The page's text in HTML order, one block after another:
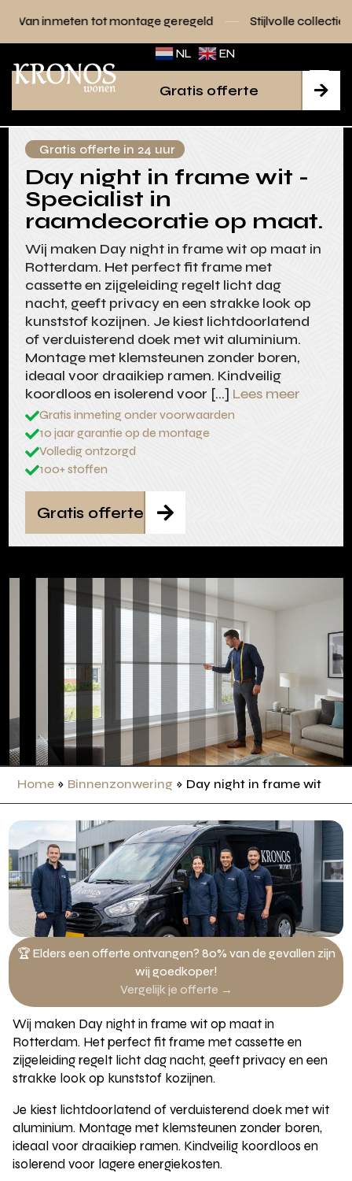
montage geregeld Stijlvolle collecties voor elk
NL EN

Gratis offerte
Gratis offerte in 24 uur
Day night in frame wit -
Specialist in
raamdecoratie op maat.
Wij maken Day night in frame wit op maat in
Rotterdam. Het perfect fit frame met
cassette en zijgeleiding regelt licht dag
nacht, geeft privacy en een strakke look op
kunststof kozijnen. Je kiest lichtdoorlatend
of verduisterend doek met wit aluminium.
Montage met klemsteunen zonder boren,
ideaal voor draaikiep ramen. Kindveilig
koordloos en isolerend voor […] Lees meer
Gratis inmeting onder voorwaarden
10 jaar garantie op de montage
Volledig ontzorgd
100+ stoffen

Gratis offerte
Home » Binnenzonwering » Day night in frame wit
🏆 Elders een offerte ontvangen? 80% van de gevallen zijn
wij goedkoper!
Vergelijk je offerte →
Wij maken Day night in frame wit op maat in
Rotterdam. Het perfect fit frame met cassette en
zijgeleiding regelt licht dag nacht, geeft privacy en een
strakke look op kunststof kozijnen.
Je kiest lichtdoorlatend of verduisterend doek met wit
aluminium. Montage met klemsteunen zonder boren,
ideaal voor draaikiep ramen. Kindveilig koordloos en
isolerend voor lagere energiekosten.